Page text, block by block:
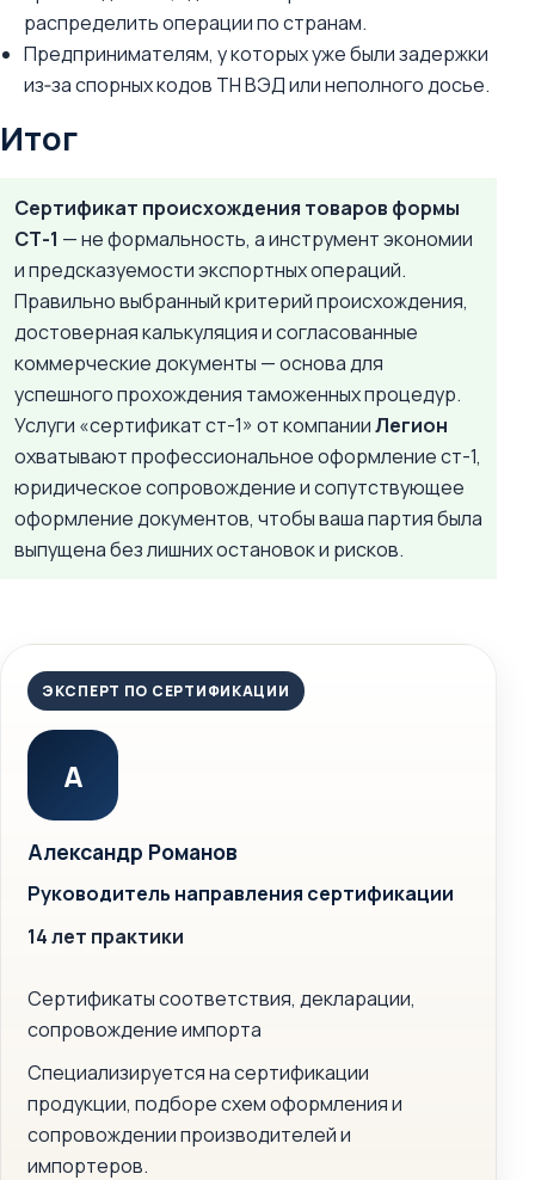
распределить операции по странам.
Предпринимателям, у которых уже были задержки
из‑за спорных кодов ТН ВЭД или неполного досье.
Итог
Сертификат происхождения товаров формы
СТ-1 — не формальность, а инструмент экономии
и предсказуемости экспортных операций.
Правильно выбранный критерий происхождения,
достоверная калькуляция и согласованные
коммерческие документы — основа для
успешного прохождения таможенных процедур.
Услуги «сертификат ст-1» от компанииЛегион
охватывают профессиональное оформление ст-1,
юридическое сопровождение и сопутствующее
оформление документов, чтобы ваша партия была
выпущена без лишних остановок и рисков.
ЭКСПЕРТ ПО СЕРТИФИКАЦИИ
А
Александр Романов
Руководитель направления сертификации
14 лет практики
Сертификаты соответствия, декларации,
сопровождение импорта
Специализируется на сертификации
продукции, подборе схем оформления и
сопровождении производителей и
импортеров.